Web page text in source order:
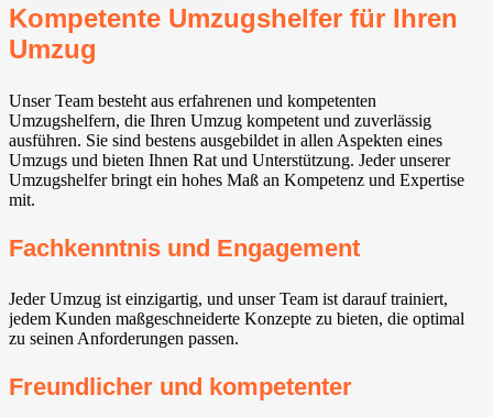
Kompetente Umzugshelfer für Ihren
Umzug
Unser Team besteht aus erfahrenen und kompetenten
Umzugshelfern, die Ihren Umzug kompetent und zuverlässig
ausführen. Sie sind bestens ausgebildet in allen Aspekten eines
Umzugs und bieten Ihnen Rat und Unterstützung. Jeder unserer
Umzugshelfer bringt ein hohes Maß an Kompetenz und Expertise
mit.
Fachkenntnis und Engagement
Jeder Umzug ist einzigartig, und unser Team ist darauf trainiert,
jedem Kunden maßgeschneiderte Konzepte zu bieten, die optimal
zu seinen Anforderungen passen.
Freundlicher und kompetenter